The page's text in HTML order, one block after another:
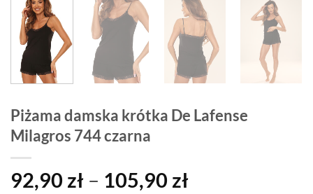
Piżama damska krótka De Lafense
Milagros 744 czarna
92,90 zł – 105,90 zł